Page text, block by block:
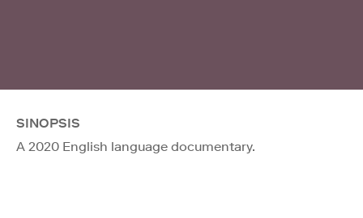
SINOPSIS
A 2020 English language documentary.